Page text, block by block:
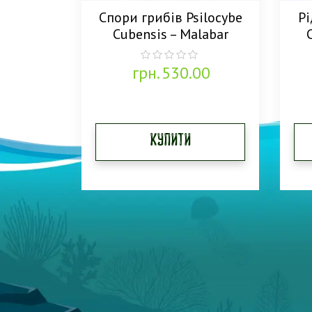
Спори грибів Psilocybe
Cubensis – Malabar
0
out
грн.530.00
Купити